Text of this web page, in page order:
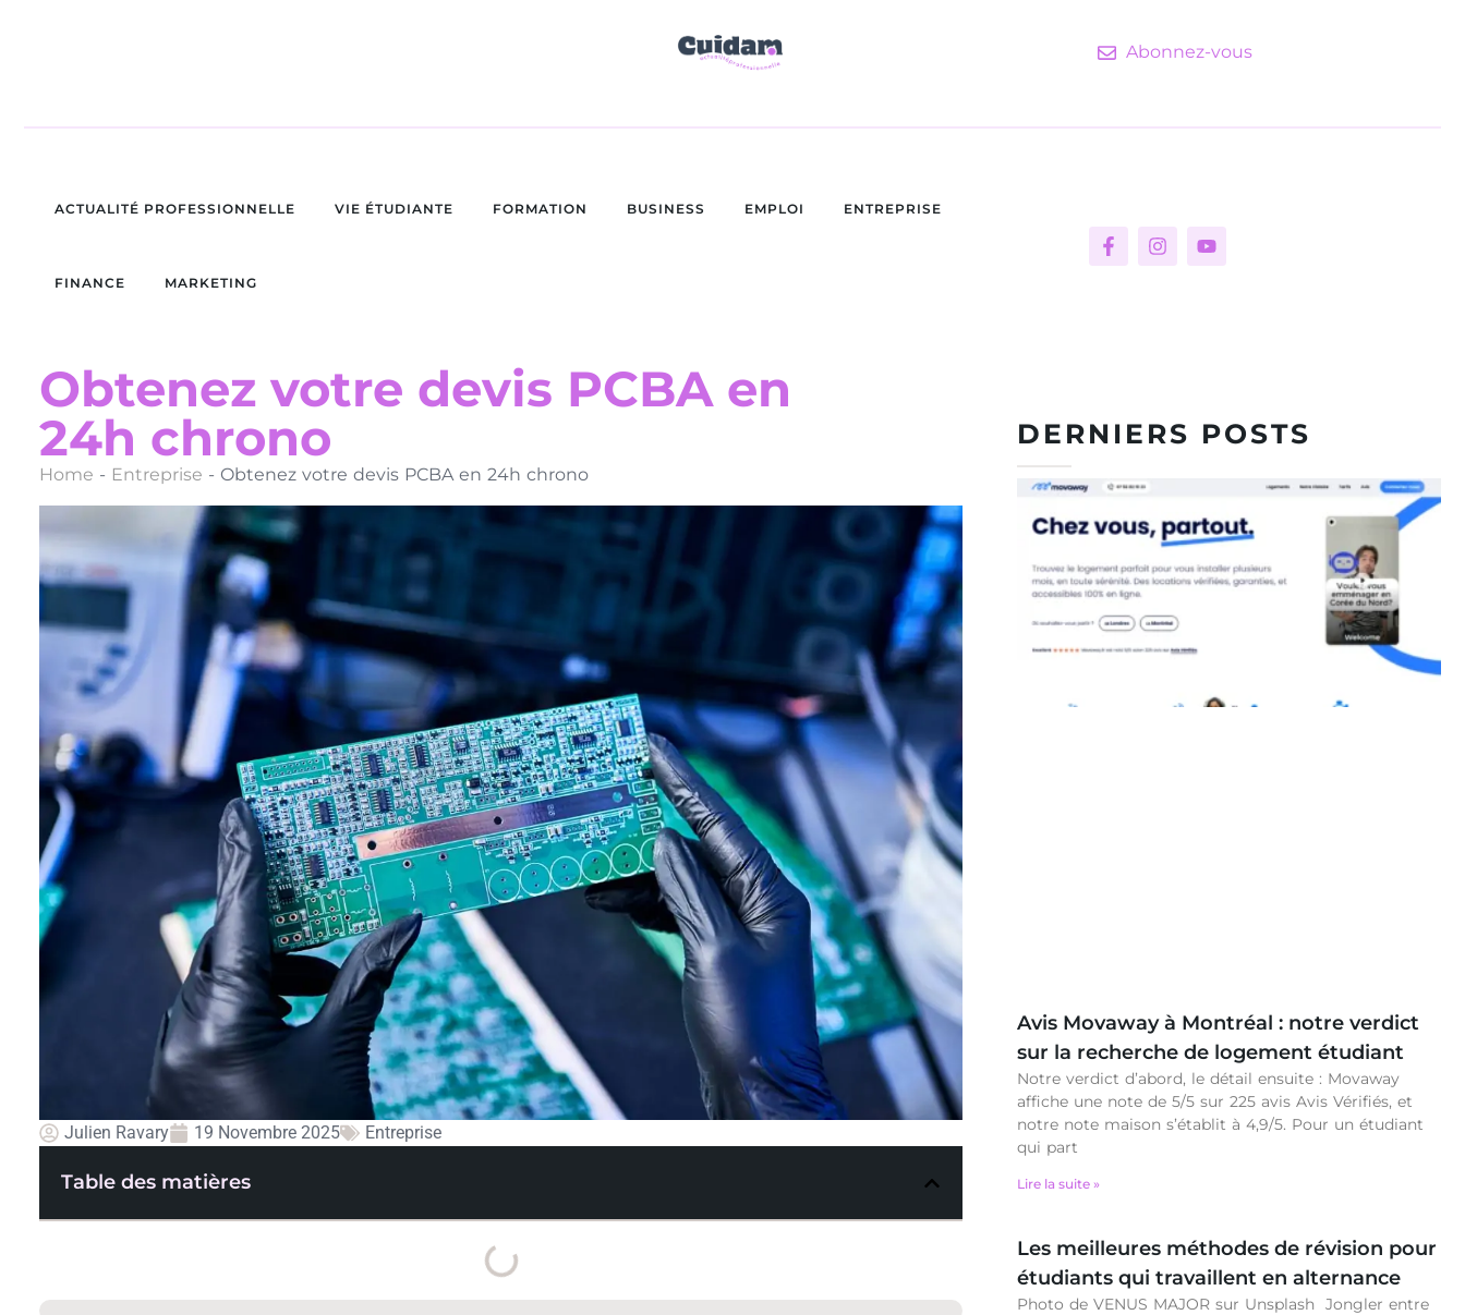
Abonnez-vous
ACTUALITÉ PROFESSIONNELLE VIE ÉTUDIANTE FORMATION BUSINESS EMPLOI ENTREPRISE
FINANCE MARKETING
DERNIERS POSTS
Avis Movaway à Montréal : notre verdict
sur la recherche de logement étudiant
Notre verdict d’abord, le détail ensuite : Movaway
affiche une note de 5/5 sur 225 avis Avis Vérifiés, et
notre note maison s’établit à 4,9/5. Pour un étudiant
qui part
Lire la suite »
Les meilleures méthodes de révision pour
étudiants qui travaillent en alternance
Photo de VENUS MAJOR sur Unsplash Jongler entre
Obtenez votre devis PCBA en
24h chrono
Home - Entreprise -Obtenez votre devis PCBA en 24h chrono
Julien Ravary 19 Novembre 2025 Entreprise
Table des matières